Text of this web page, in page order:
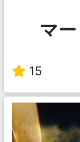
マ
15